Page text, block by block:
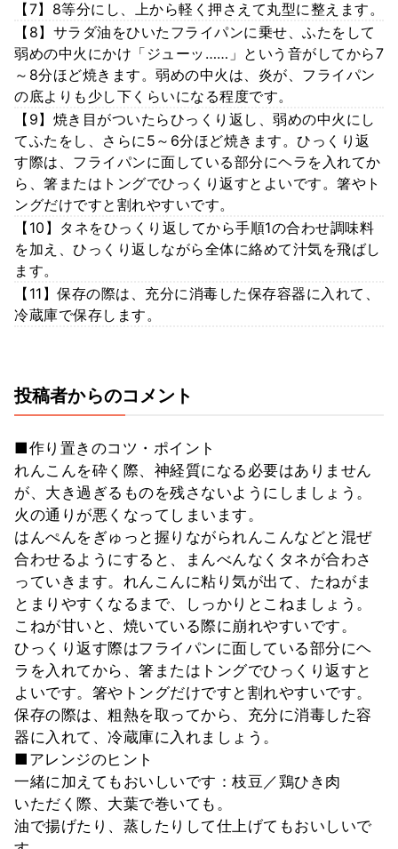
【7】8等分にし、上から軽く押さえて丸型に整えます。
【8】サラダ油をひいたフライパンに乗せ、ふたをして
弱めの中火にかけ「ジューッ……」という音がしてから7
～8分ほど焼きます。弱めの中火は、炎が、フライパン
の底よりも少し下くらいになる程度です。
【9】焼き目がついたらひっくり返し、弱めの中火にし
てふたをし、さらに5～6分ほど焼きます。ひっくり返
す際は、フライパンに面している部分にヘラを入れてか
ら、箸またはトングでひっくり返すとよいです。箸やト
ングだけですと割れやすいです。
【10】タネをひっくり返してから手順1の合わせ調味料
を加え、ひっくり返しながら全体に絡めて汁気を飛ばし
ます。
【11】保存の際は、充分に消毒した保存容器に入れて、
冷蔵庫で保存します。
投稿者からのコメント
■作り置きのコツ・ポイント
れんこんを砕く際、神経質になる必要はありません
が、大き過ぎるものを残さないようにしましょう。
火の通りが悪くなってしまいます。
はんぺんをぎゅっと握りながられんこんなどと混ぜ
合わせるようにすると、まんべんなくタネが合わさ
っていきます。れんこんに粘り気が出て、たねがま
とまりやすくなるまで、しっかりとこねましょう。
こねが甘いと、焼いている際に崩れやすいです。
ひっくり返す際はフライパンに面している部分にヘ
ラを入れてから、箸またはトングでひっくり返すと
よいです。箸やトングだけですと割れやすいです。
保存の際は、粗熱を取ってから、充分に消毒した容
器に入れて、冷蔵庫に入れましょう。
■アレンジのヒント
一緒に加えてもおいしいです：枝豆／鶏ひき肉
いただく際、大葉で巻いても。
油で揚げたり、蒸したりして仕上げてもおいしいで